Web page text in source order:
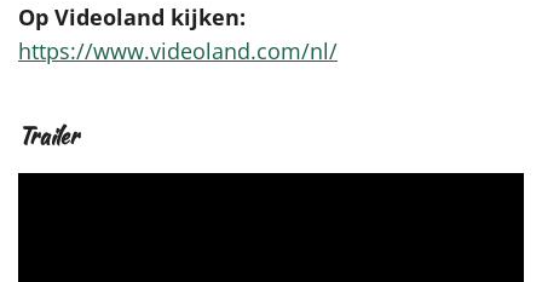
Op Videoland kijken:
https://www.videoland.com/nl/
Trailer